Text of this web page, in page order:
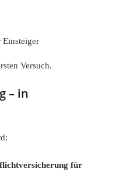
Einsteiger
Versuch.
– in
für